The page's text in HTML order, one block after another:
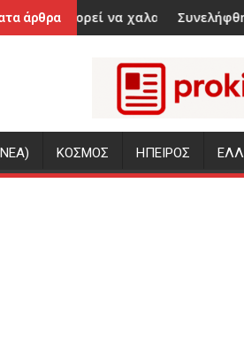
άρθρα
καταγγέλλουν τρεις ΜΚΟ
χαλαρώσει το dress code;
Συνελήφθη πρώην
ΚΟΣΜΟΣ ΗΠΕΙΡΟΣ